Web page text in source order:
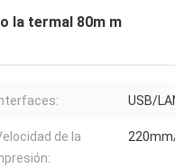
la termal 80m m
USB/
de la